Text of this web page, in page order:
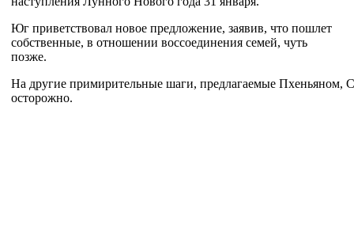
Юг приветствовал новое предложение, заявив, что пошлет
собственные, в отношении воссоединения семей, чуть
позже.
На другие примирительные шаги, предлагаемые Пхеньяном,
осторожно.